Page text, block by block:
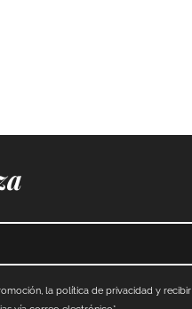
la política de privacidad y recibir